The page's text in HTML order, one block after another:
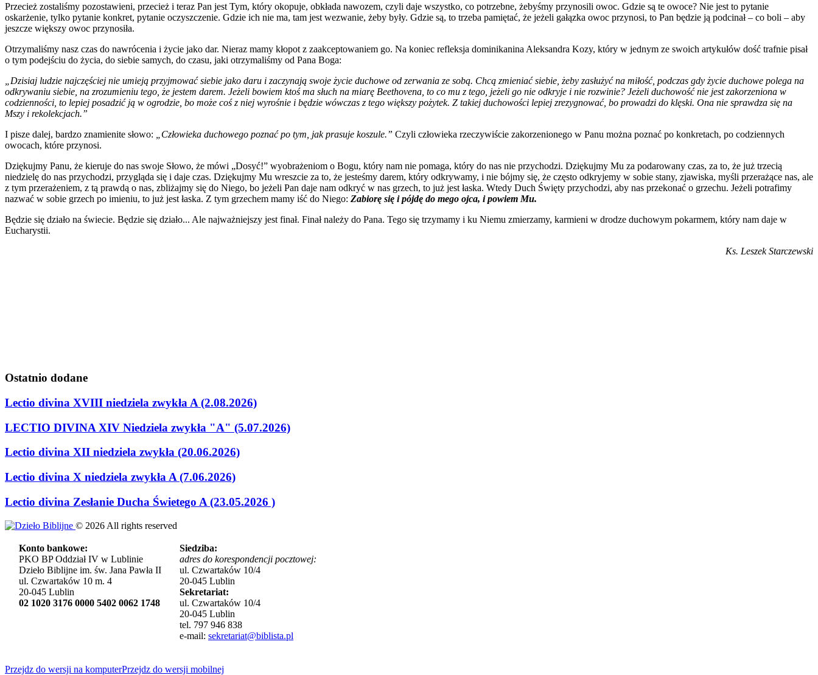
Przecież zostaliśmy pozostawieni, przecież i teraz Pan jest Tym, który okopuje, obkłada nawozem, czyli daje wszystko, co potrzebne, żebyśmy przynosili owoc. Gdzie są te owoce? Nie jest to pytanie
oskarżenie, tylko pytanie konkret, pytanie oczyszczenie. Gdzie ich nie ma, tam jest wezwanie, żeby były. Gdzie są, to trzeba pamiętać, że jeżeli gałązka owoc przynosi, to Pan będzie ją podcinał – co boli – aby
jeszcze większy owoc przynosiła.
Otrzymaliśmy nasz czas do nawrócenia i życie jako dar. Nieraz mamy kłopot z zaakceptowaniem go. Na koniec refleksja dominikanina Aleksandra Kozy, który w jednym ze swoich artykułów dość trafnie pisał
o tym podejściu do życia, do siebie samych, do czasu, jaki otrzymaliśmy od Pana Boga:
„Dzisiaj ludzie najczęściej nie umieją przyjmować siebie jako daru i zaczynają swoje życie duchowe od zerwania ze sobą. Chcą zmieniać siebie, żeby zasłużyć na miłość, podczas gdy życie duchowe polega na
odkrywaniu siebie, na zrozumieniu tego, że jestem darem. Jeżeli bowiem ktoś ma słuch na miarę Beethovena, to co mu z tego, jeżeli go nie odkryje i nie rozwinie? Jeżeli duchowość nie jest zakorzeniona w
codzienności, to lepiej posadzić ją w ogrodzie, bo może coś z niej wyrośnie i będzie wówczas z tego większy pożytek. Z takiej duchowości lepiej zrezygnować, bo prowadzi do klęski. Ona nie sprawdza się na
Mszy i rekolekcjach.”
I pisze dalej, bardzo znamienite słowo:
„Człowieka duchowego poznać po tym, jak prasuje koszule.” Czyli człowieka rzeczywiście zakorzenionego w Panu można poznać po konkretach, po codziennych
owocach, które przynosi.
Dziękujmy Panu, że kieruje do nas swoje Słowo, że mówi „Dosyć!” wyobrażeniom o Bogu, który nam nie pomaga, który do nas nie przychodzi. Dziękujmy Mu za podarowany czas, za to, że już trzecią
niedzielę do nas przychodzi, przygląda się i daje czas. Dziękujmy Mu wreszcie za to, że jesteśmy darem, który odkrywamy, i nie bójmy się, że często odkryjemy w sobie stany, zjawiska, myśli przerażące nas, ale
z tym przerażeniem, z tą prawdą o nas, zbliżajmy się do Niego, bo jeżeli Pan daje nam odkryć w nas grzech, to już jest łaska. Wtedy Duch Święty przychodzi, aby nas przekonać o grzechu. Jeżeli potrafimy
nazwać w sobie grzech po imieniu, to już jest łaska. Z tym grzechem mamy iść do Niego: Zabiorę się i pójdę do mego ojca, i powiem Mu.
Będzie się działo na świecie. Będzie się działo... Ale najważniejszy jest finał. Finał należy do Pana. Tego się trzymamy i ku Niemu zmierzamy, karmieni w drodze duchowym pokarmem, który nam daje w
Eucharystii.
Ks. Leszek Starczewski
Ostatnio dodane
Lectio divina XVIII niedziela zwykła A (2.08.2026)
LECTIO DIVINA XIV Niedziela zwykła "A" (5.07.2026)
Lectio divina XII niedziela zwykła (20.06.2026)
Lectio divina X niedziela zwykła A (7.06.2026)
Lectio divina Zesłanie Ducha Świetego A (23.05.2026 )
© 2026 All rights reserved
Konto bankowe:
PKO BP Oddział IV w Lublinie
Dzieło Biblijne im. św. Jana Pawła II
ul. Czwartaków 10 m. 4
20-045 Lublin
02 1020 3176 0000 5402 0062 1748
Siedziba:
adres do korespondencji pocztowej:
ul. Czwartaków 10/4
20-045 Lublin
Sekretariat:
ul. Czwartaków 10/4
20-045 Lublin
tel. 797 946 838
e-mail: sekretariat@biblista.pl
Przejdz do wersji na komputerPrzejdz do wersji mobilnej